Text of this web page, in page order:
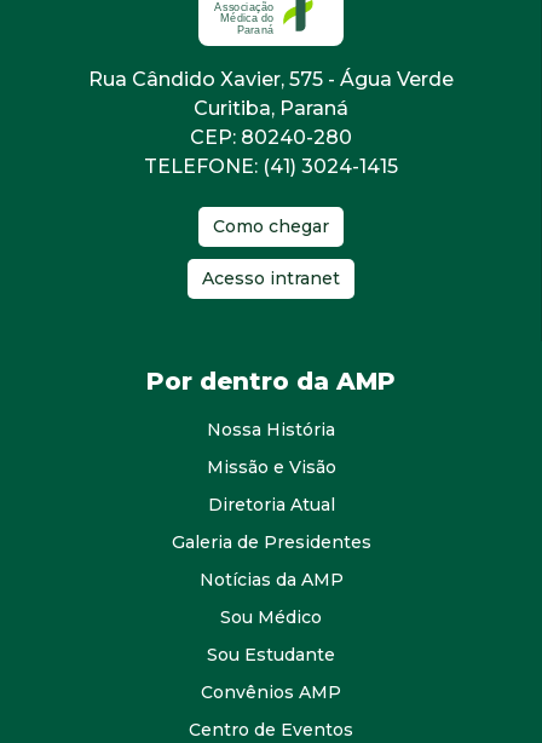
Rua Cândido Xavier, 575 - Água Verde
Curitiba, Paraná
CEP: 80240-280
TELEFONE: (41) 3024-1415
Como chegar
Acesso intranet
Por dentro da AMP
Nossa História
Missão e Visão
Diretoria Atual
Galeria de Presidentes
Notícias da AMP
Sou Médico
Sou Estudante
Convênios AMP
Centro de Eventos